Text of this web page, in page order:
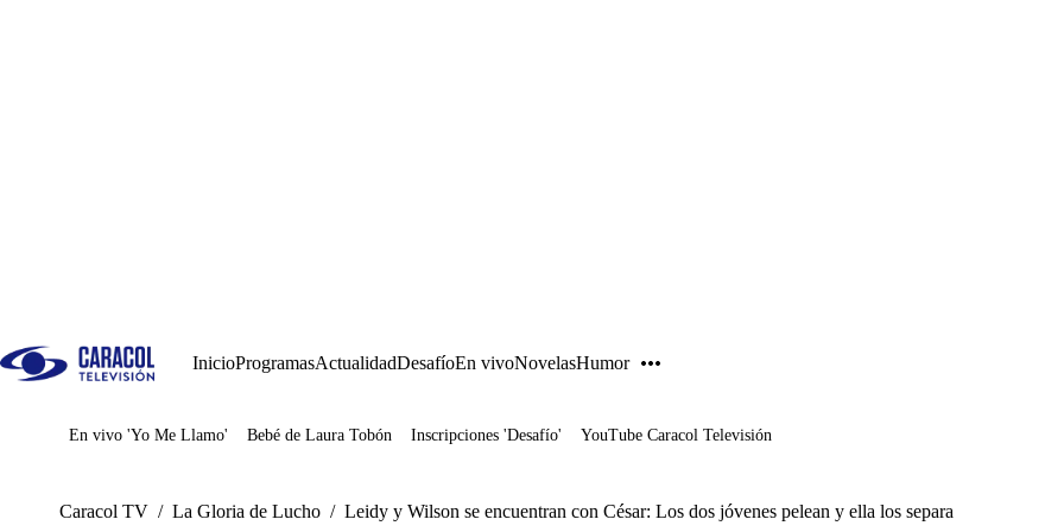
InicioProgramasActualidadDesafíoEn vivoNovelasHumor
Juegos
En vivo 'Yo Me Llamo' Bebé de Laura Tobón Inscripciones 'Desafío' YouTube Caracol Televisión
Caracol TV / La Gloria de Lucho / Leidy y Wilson se encuentran con César: Los dos jóvenes pelean y ella los separa